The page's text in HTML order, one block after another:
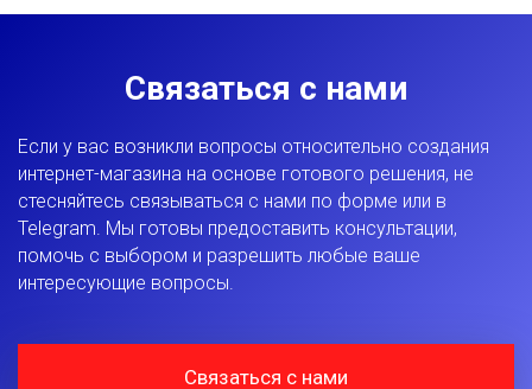
Связаться с нами
Если у вас возникли вопросы относительно создания
интернет-магазина на основе готового решения, не
стесняйтесь связываться с нами по форме или в
Telegram. Мы готовы предоставить консультации,
помочь с выбором и разрешить любые ваше
интересующие вопросы.
Связаться с нами